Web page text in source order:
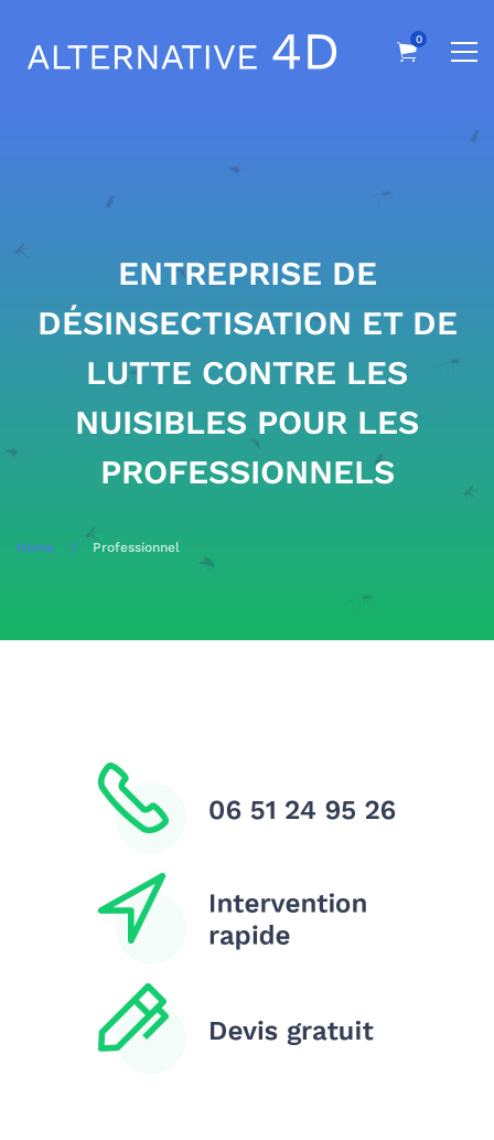
ENTREPRISE DE
DÉSINSECTISATION ET DE
LUTTE CONTRE LES
NUISIBLES POUR LES
PROFESSIONNELS
Home Professionnel